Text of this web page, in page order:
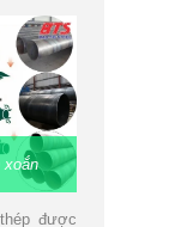
xoắn
được